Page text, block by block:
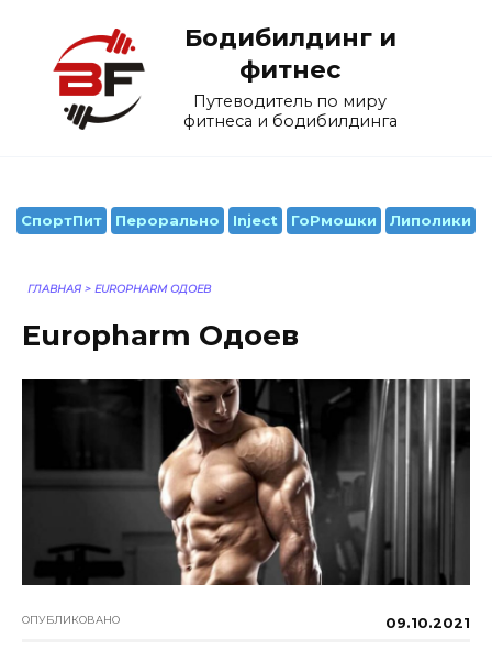
содержанию
Бодибилдинг и
фитнес
Путеводитель по миру
фитнеса и бодибилдинга
СпортПит Перорально Inject ГоРмошки Липолики
ГЛАВНАЯ > EUROPHARM ОДОЕВ
Europharm Одоев
ОПУБЛИКОВАНО 09.10.2021